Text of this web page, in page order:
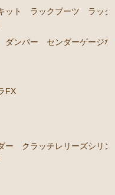
ット ラックブーツ ラック
ンパー センダーゲージな
FX
ー クラッチレリーズシリン